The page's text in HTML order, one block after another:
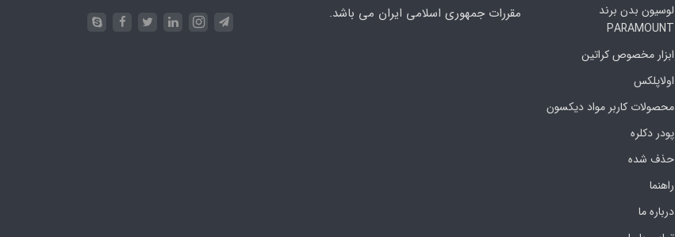
لوسیون بدن برند
PARAMOUNT
ابزار مخصوص کراتین
اولاپلکس
محصولات کاربر مواد دیکسون
پودر دکلره
حذف شده
راهنما
درباره ما
مقررات جمهوری اسلامی ایران می باشد.